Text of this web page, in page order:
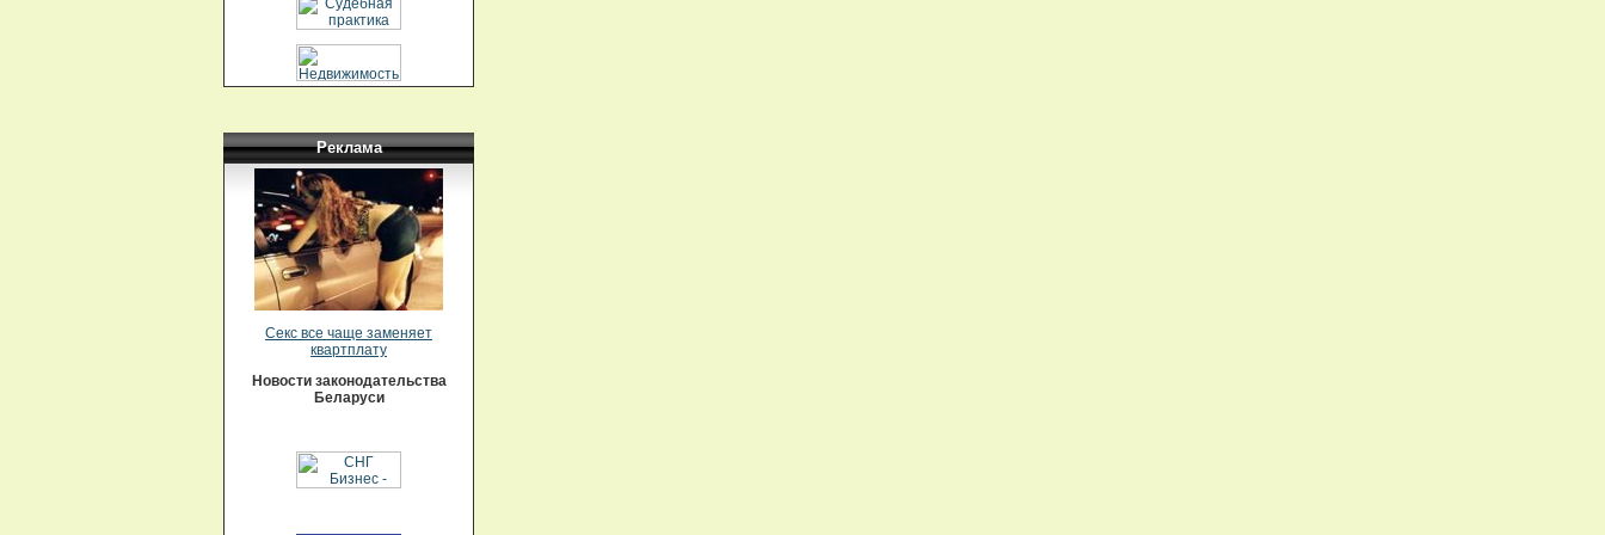
Реклама
Секс все чаще заменяет
квартплату
Новости законодательства
Беларуси